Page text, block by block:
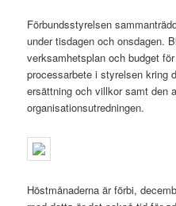
Förbundsstyrelsen
under tisdagen och onsdagen.
verksamhetsplan och budget
processarbete i styrelsen kring
ersättning och villkor samt den
organisationsutredningen.
Höstmånaderna är förbi,